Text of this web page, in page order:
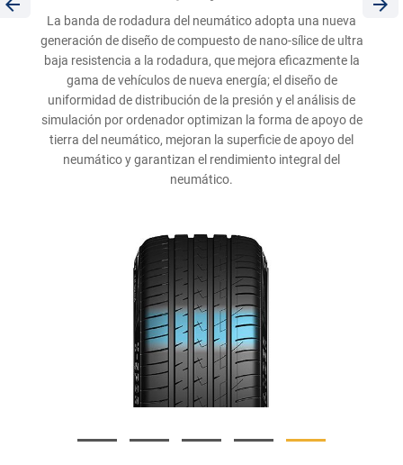
La banda de rodadura del neumático adopta una nueva
generación de diseño de compuesto de nano-sílice de ultra
baja resistencia a la rodadura, que mejora eficazmente la
gama de vehículos de nueva energía; el diseño de
uniformidad de distribución de la presión y el análisis de
simulación por ordenador optimizan la forma de apoyo de
tierra del neumático, mejoran la superficie de apoyo del
neumático y garantizan el rendimiento integral del
neumático.